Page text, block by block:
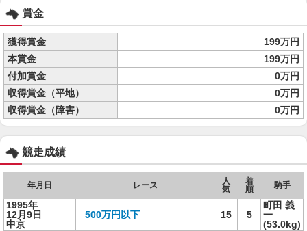
賞金
獲得賞金
199万円
本賞金
199万円
付加賞金
0万円
収得賞金（平地）
0万円
収得賞金（障害）
0万円
競走成績
年月日 レース
人
気
着
順
騎手
1995年
12月9日
中京
500万円以下 15 5
町田 義
一
(53.0kg)